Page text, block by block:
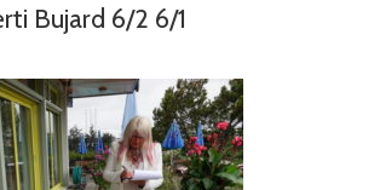
Bujard 6/2 6/1